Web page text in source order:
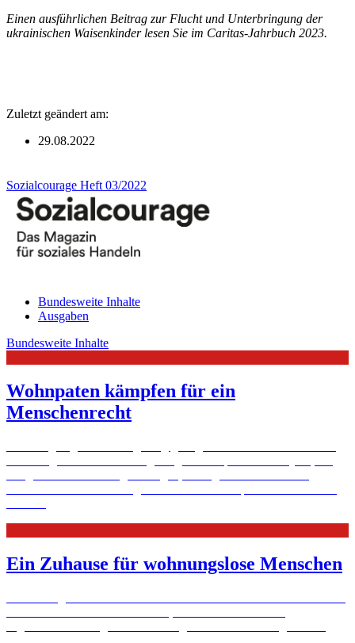
Einen ausführlichen Beitrag zur Flucht und Unterbringung der
ukrainischen Waisenkinder lesen Sie im Caritas-Jahrbuch 2023.
Zuletzt geändert am:
29.08.2022
Sozialcourage Heft 03/2022
Bundesweite Inhalte
Ausgaben
Bundesweite Inhalte
Wohnpaten kämpfen für ein
Menschenrecht
Ein Zuhause für wohnungslose Menschen